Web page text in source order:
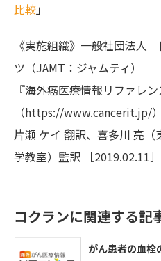
比較」
《実施組織》一般社団法人
ツ（JAMT：ジャムティ）
『海外癌医療情報リファレン
（https://www.cancerit.jp/）
片瀬 ケイ 翻訳、喜多川 亮
学教室）監訳 ［2019.02.11］
コクランに関連する記
がん患者の血栓